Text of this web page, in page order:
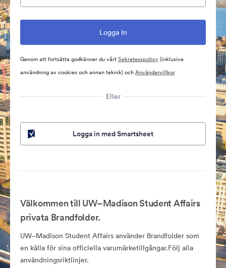
Genom att fortsätta godkänner du vårtSekretesspolicy(inklusive
användning av cookies och annan teknik) ochAnvändarvillkor
Eller
Logga in med Smartsheet
Välkommen till UW–Madison Student Affairs
privata Brandfolder.
UW–Madison Student Affairs använder Brandfolder som
en källa för sina officiella varumärketillgångar.Följ alla
användningsriktlinjer.